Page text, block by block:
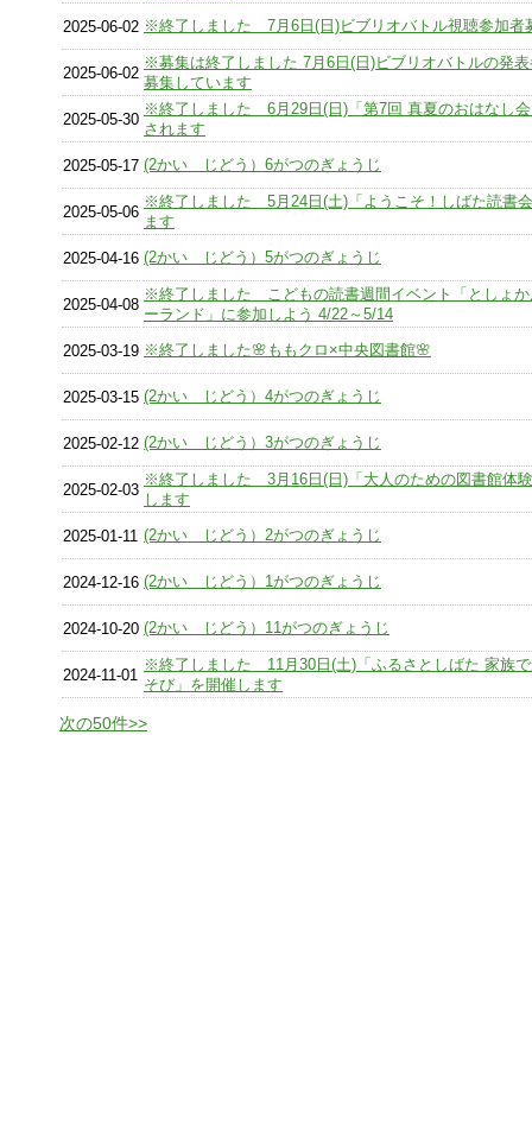
2025-06-02 ※終了しました 7月6日(日)ビブリオバトル視聴参加者
2025-06-02
※募集は終了しました 7月6日(日)ビブリオバトルの発
募集しています
2025-05-30
※終了しました 6月29日(日)「第7回 真夏のおはなし
されます
2025-05-17 (2かい じどう）6がつのぎょうじ
2025-05-06
※終了しました 5月24日(土)「ようこそ！しばた読書
ます
2025-04-16 (2かい じどう）5がつのぎょうじ
2025-04-08
※終了しました こどもの読書週間イベント「としょか
ーランド」に参加しよう 4/22～5/14
2025-03-19 ※終了しました🌸ももクロ×中央図書館🌸
2025-03-15 (2かい じどう）4がつのぎょうじ
2025-02-12 (2かい じどう）3がつのぎょうじ
2025-02-03
※終了しました 3月16日(日)「大人のための図書館体
します
2025-01-11 (2かい じどう）2がつのぎょうじ
2024-12-16 (2かい じどう）1がつのぎょうじ
2024-10-20 (2かい じどう）11がつのぎょうじ
2024-11-01
※終了しました 11月30日(土)「ふるさとしばた 家族
そび」を開催します
次の50件>>